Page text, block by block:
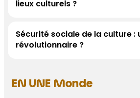
lieux culturels ?
Sécurité sociale de la culture :
révolutionnaire ?
EN UNE Monde